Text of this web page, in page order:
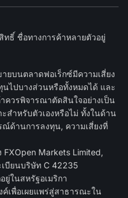
ธิ์ ชื่อทางการค้าหลายตัวอยู่
ยบนตลาดฟอเร็กซ์มีความเสี่ยง
นไปบางส่วนหรือทั้งหมดได้ และ
ควรพิจารณาตัดสินใจอย่างเป็น
สำหรับตัวเองหรือไม่ ทั้งในด้าน
ณ์ด้านการลงทุน, ความเสี่ยงที่
FXOpen Markets Limited,
บียนบริษัท C 42235
ยู่ในสหรัฐอเมริกา
เพื่อเผยแพร่สู่สาธารณะใน